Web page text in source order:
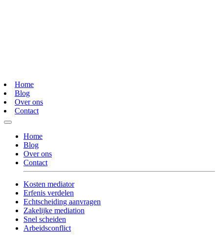
Home
Blog
Over ons
Contact
Home
Blog
Over ons
Contact
Kosten mediator
Erfenis verdelen
Echtscheiding aanvragen
Zakelijke mediation
Snel scheiden
Arbeidsconflict